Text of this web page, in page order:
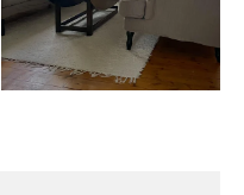
Grönhaga
MÖNSTER HÖJD (cm)